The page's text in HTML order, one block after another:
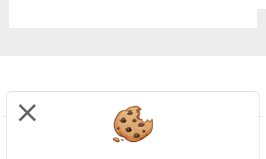
Partneři
close